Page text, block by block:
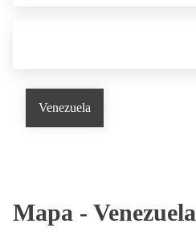
Venezuela
Mapa - Venezuela